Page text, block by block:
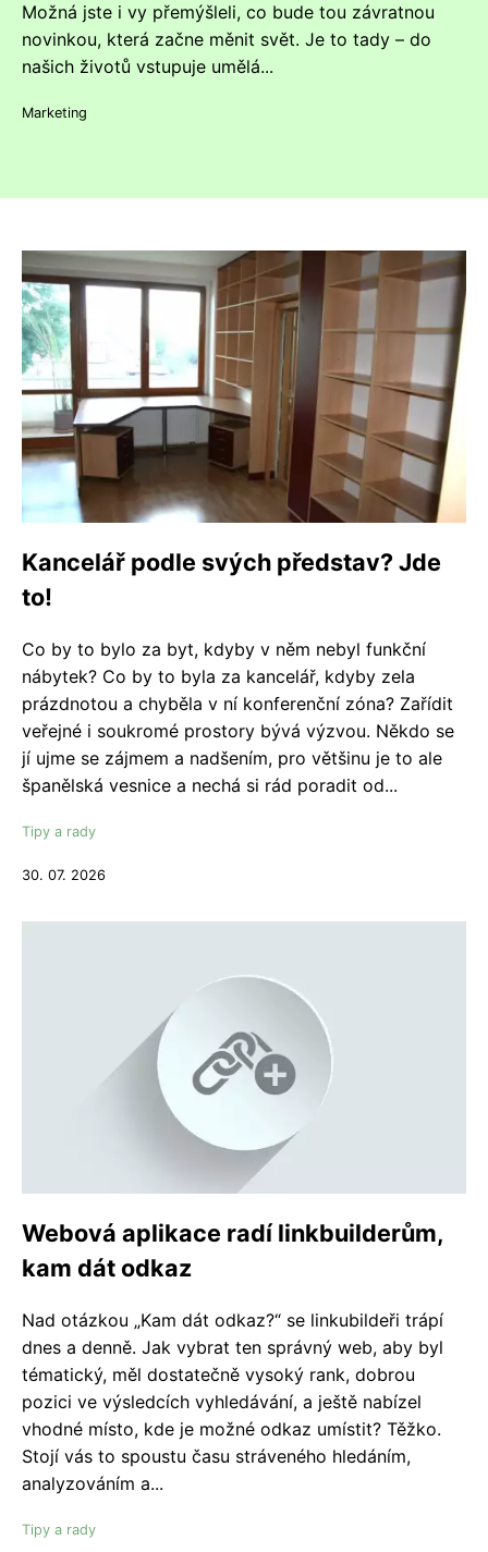
Možná jste i vy přemýšleli, co bude tou závratnou
novinkou, která začne měnit svět. Je to tady – do
našich životů vstupuje umělá...
Marketing
Kancelář podle svých představ? Jde
to!
Co by to bylo za byt, kdyby v něm nebyl funkční
nábytek? Co by to byla za kancelář, kdyby zela
prázdnotou a chyběla v ní konferenční zóna? Zařídit
veřejné i soukromé prostory bývá výzvou. Někdo se
jí ujme se zájmem a nadšením, pro většinu je to ale
španělská vesnice a nechá si rád poradit od...
Tipy a rady
30. 07. 2026
Webová aplikace radí linkbuilderům,
kam dát odkaz
Nad otázkou „Kam dát odkaz?“ se linkubildeři trápí
dnes a denně. Jak vybrat ten správný web, aby byl
tématický, měl dostatečně vysoký rank, dobrou
pozici ve výsledcích vyhledávání, a ještě nabízel
vhodné místo, kde je možné odkaz umístit? Těžko.
Stojí vás to spoustu času stráveného hledáním,
analyzováním a...
Tipy a rady